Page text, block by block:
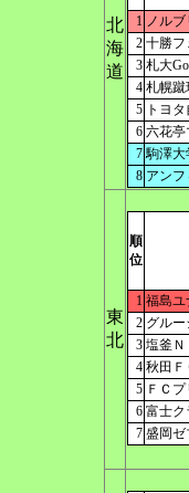
北
海
道
1 ノル
2 十勝フ
3 札大
4 札幌蹴
5 トヨ
6 六花亭
7 駒澤大
8 アン
東
北
順
位
1 福島ユ
2 グルー
3 塩釜Ｎ
4 秋田Ｆ
5 ＦＣ
6 富士ク
7 盛岡ゼ